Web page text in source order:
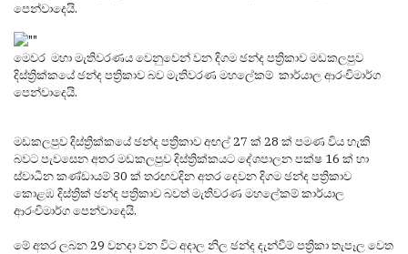
පෙන්වාදෙයි.
මෙවර මහා මැතිවරණය වෙනුවෙන් වන දිගම ඡන්ද පත්‍රිකාව මඩකලපුව
දිස්ත්‍රික්කයේ ඡන්ද පත්‍රිකාව බව මැතිවරණ මහලේකම් කාර්යාල ආරංචිමාර්ග
පෙන්වාදෙයි.
මඩකලපුව දිස්ත්‍රික්කයේ ඡන්ද පත්‍රිකාව අඟල් 27 ක් 28 ක් පමණ විය හැකි
බවට පැවසෙන අතර මඩකලපුව දිස්ත්‍රික්කයට දේශපාලන පක්ෂ 16 ක් හා
ස්වාධීන කණ්ඩායම් 30 ක් තරඟවදින අතර දෙවන දිගම ඡන්ද පත්‍රිකාව
කොළඹ දිස්ත්‍රික් ඡන්ද පත්‍රිකාව බවත් මැතිවරණ මහලේකම් කාර්යාල
ආරංචිමාර්ග පෙන්වාදෙයි.
මේ අතර ලබන 29 වනදා වන විට අදාල නිල ඡන්ද දැන්වීම් පත්‍රිකා තැපෑල වෙත